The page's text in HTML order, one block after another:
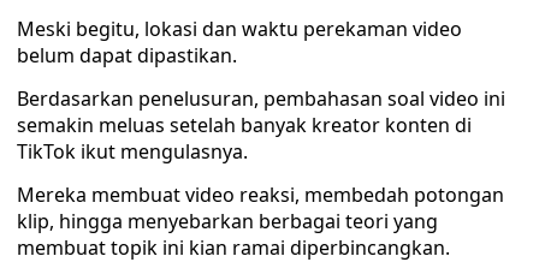
Meski begitu, lokasi dan waktu perekaman video
belum dapat dipastikan.
Berdasarkan penelusuran, pembahasan soal video ini
semakin meluas setelah banyak kreator konten di
TikTok ikut mengulasnya.
Mereka membuat video reaksi, membedah potongan
klip, hingga menyebarkan berbagai teori yang
membuat topik ini kian ramai diperbincangkan.